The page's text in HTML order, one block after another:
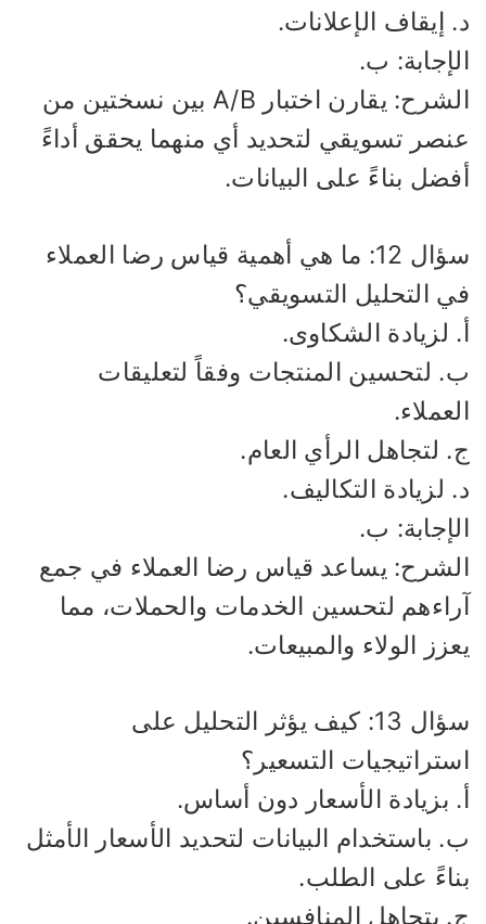
إيقاف الإعلانات.
ب.
الشرح: يقارن اختبار A/B بين نسختين من
تسويقي لتحديد أي منهما يحقق أداءً
بناءً على البيانات.
سؤال 12: ما هي أهمية قياس رضا العملاء
التحليل التسويقي؟
لزيادة الشكاوى.
لتحسين المنتجات وفقاً لتعليقات
لتجاهل الرأي العام.
لزيادة التكاليف.
ب.
يساعد قياس رضا العملاء في جمع
لتحسين الخدمات والحملات، مما
الولاء والمبيعات.
سؤال 13: كيف يؤثر التحليل على
التسعير؟
بزيادة الأسعار دون أساس.
باستخدام البيانات لتحديد الأسعار الأمثل
على الطلب.
بتجاهل المنافسين.